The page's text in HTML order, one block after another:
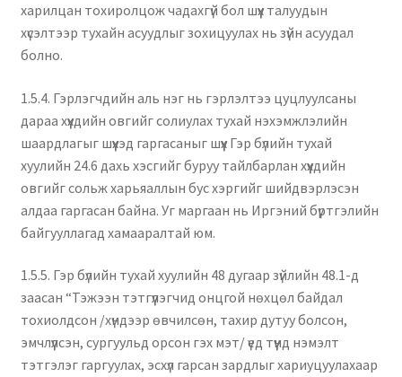
харилцан тохиролцож чадахгүй бол шүүх талуудын
хүсэлтээр тухайн асуудлыг зохицуулах нь зүйн асуудал
болно.
1.5.4. Гэрлэгчдийн аль нэг нь гэрлэлтээ цуцлуулсаны
дараа хүүхдийн овгийг солиулах тухай нэхэмжлэлийн
шаардлагыг шүүхэд гаргасаныг шүүх Гэр бүлийн тухай
хуулийн 24.6 дахь хэсгийг буруу тайлбарлан хүүхдийн
овгийг сольж харьяаллын бус хэргийг шийдвэрлэсэн
алдаа гаргасан байна. Уг маргаан нь Иргэний бүртгэлийн
байгууллагад хамааралтай юм.
1.5.5. Гэр бүлийн тухай хуулийн 48 дугаар зүйлийн 48.1-д
заасан “Тэжээн тэтгүүлэгчид онцгой нөхцөл байдал
тохиолдсон /хүндээр өвчилсөн, тахир дутуу болсон,
эмчлүүлсэн, сургуульд орсон гэх мэт/ үед түүнд нэмэлт
тэтгэлэг гаргуулах, эсхүл гарсан зардлыг хариуцуулахаар